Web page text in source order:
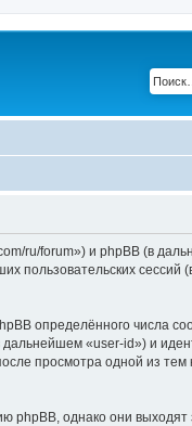
ru/forum») и phpBB (в
пользовательских сессий
определённого числа
«user-id») и
просмотра одной из
однако они выходят